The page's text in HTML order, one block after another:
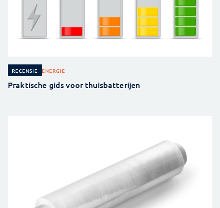
RECENSIE ENERGIE
Praktische gids voor thuisbatterijen